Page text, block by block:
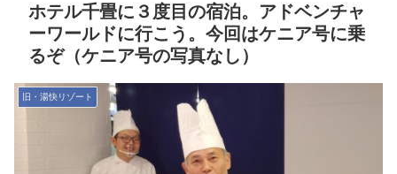
ホテル千畳に３度目の宿泊。アドベンチャ
ーワールドに行こう。今回はケニア号に乗
るぞ（ケニア号の写真なし）
旧・湯快リゾート